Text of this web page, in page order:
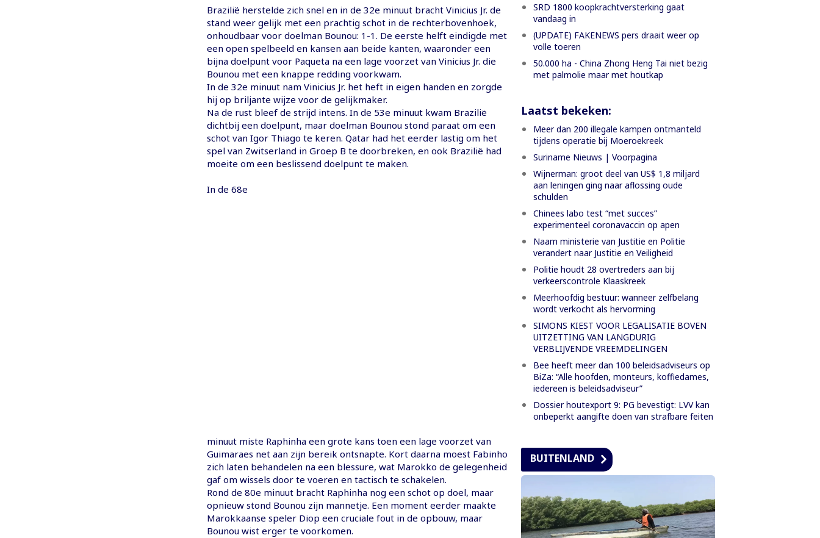
Brazilië herstelde zich snel en in de 32e minuut bracht Vinicius Jr. de
stand weer gelijk met een prachtig schot in de rechterbovenhoek,
onhoudbaar voor doelman Bounou: 1-1. De eerste helft eindigde met
een open spelbeeld en kansen aan beide kanten, waaronder een
bijna doelpunt voor Paqueta na een lage voorzet van Vinicius Jr. die
Bounou met een knappe redding voorkwam.
In de 32e minuut nam Vinicius Jr. het heft in eigen handen en zorgde
hij op briljante wijze voor de gelijkmaker.
Na de rust bleef de strijd intens. In de 53e minuut kwam Brazilië
dichtbij een doelpunt, maar doelman Bounou stond paraat om een
schot van Igor Thiago te keren. Qatar had het eerder lastig om het
spel van Zwitserland in Groep B te doorbreken, en ook Brazilië had
moeite om een beslissend doelpunt te maken.
In de 68e
minuut miste Raphinha een grote kans toen een lage voorzet van
Guimaraes net aan zijn bereik ontsnapte. Kort daarna moest Fabinho
zich laten behandelen na een blessure, wat Marokko de gelegenheid
gaf om wissels door te voeren en tactisch te schakelen.
Rond de 80e minuut bracht Raphinha nog een schot op doel, maar
opnieuw stond Bounou zijn mannetje. Een moment eerder maakte
Marokkaanse speler Diop een cruciale fout in de opbouw, maar
Bounou wist erger te voorkomen.
SRD 1800 koopkrachtversterking gaat
vandaag in
(UPDATE) FAKENEWS pers draait weer op
volle toeren
50.000 ha - China Zhong Heng Tai niet bezig
met palmolie maar met houtkap
Laatst bekeken:
Meer dan 200 illegale kampen ontmanteld
tijdens operatie bij Moeroekreek
Suriname Nieuws | Voorpagina
Wijnerman: groot deel van US$ 1,8 miljard
aan leningen ging naar aflossing oude
schulden
Chinees labo test “met succes”
experimenteel coronavaccin op apen
Naam ministerie van Justitie en Politie
verandert naar Justitie en Veiligheid
Politie houdt 28 overtreders aan bij
verkeerscontrole Klaaskreek
Meerhoofdig bestuur: wanneer zelfbelang
wordt verkocht als hervorming
SIMONS KIEST VOOR LEGALISATIE BOVEN
UITZETTING VAN LANGDURIG
VERBLIJVENDE VREEMDELINGEN
Bee heeft meer dan 100 beleidsadviseurs op
BiZa: “Alle hoofden, monteurs, koffiedames,
iedereen is beleidsadviseur”
Dossier houtexport 9: PG bevestigt: LVV kan
onbeperkt aangifte doen van strafbare feiten
BUITENLAND